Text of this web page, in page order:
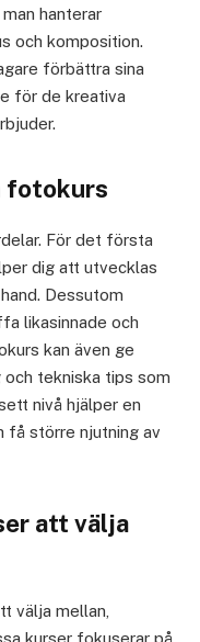
hanterar
och komposition.
förbättra sina
för de kreativa
fotokurs
För det första
dig att utvecklas
Dessutom
likasinnade och
kan även ge
tekniska tips som
nivå hjälper en
få större njutning av
att välja
välja mellan,
kurser fokuserar på